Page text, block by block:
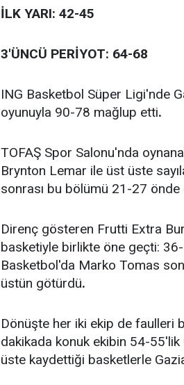
İLK YARI: 42-45
3'ÜNCÜ PERİYOT: 64-68
ING Basketbol Süper Ligi'nde
oyunuyla 90-78 mağlup etti.
TOFAŞ Spor Salonu'nda
Brynton Lemar ile üst üste
sonrası bu bölümü 21-27 önde
Direnç gösteren Frutti Extra
basketiyle birlikte öne geçti: 36-
Basketbol'da Marko Tomas son
üstün götürdü.
Dönüşte her iki ekip de faulleri
dakikada konuk ekibin 54-55'lik
üste kaydettiği basketlerle